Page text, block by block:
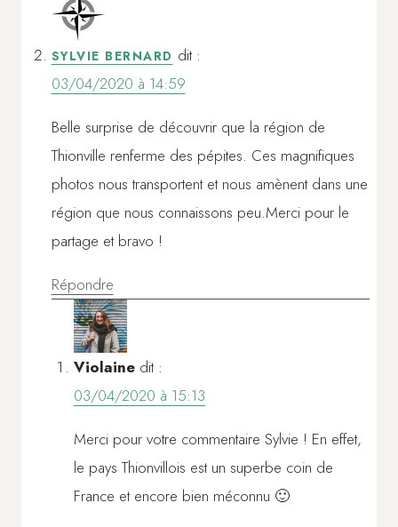
SYLVIE BERNARD dit :
03/04/2020 à 14:59
Belle surprise de découvrir que la région de
Thionville renferme des pépites. Ces magnifiques
photos nous transportent et nous amènent dans une
région que nous connaissons peu.Merci pour le
partage et bravo !
Répondre
Violaine dit :
03/04/2020 à 15:13
Merci pour votre commentaire Sylvie ! En effet,
le pays Thionvillois est un superbe coin de
France et encore bien méconnu 🙂